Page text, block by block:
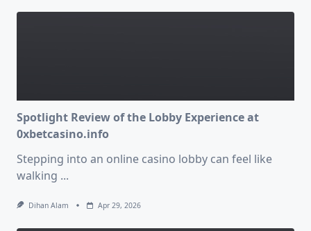
Spotlight Review of the Lobby Experience at
0xbetcasino.info
Stepping into an online casino lobby can feel like
walking ...
Dihan Alam Apr 29, 2026